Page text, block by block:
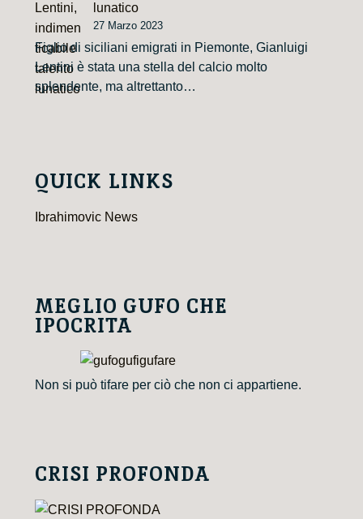
lunatico
27 Marzo 2023
Figlio di siciliani emigrati in Piemonte, Gianluigi
Lentini è stata una stella del calcio molto
splendente, ma altrettanto…
QUICK LINKS
Ibrahimovic News
MEGLIO GUFO CHE
IPOCRITA
Non si può tifare per ciò che non ci appartiene.
CRISI PROFONDA